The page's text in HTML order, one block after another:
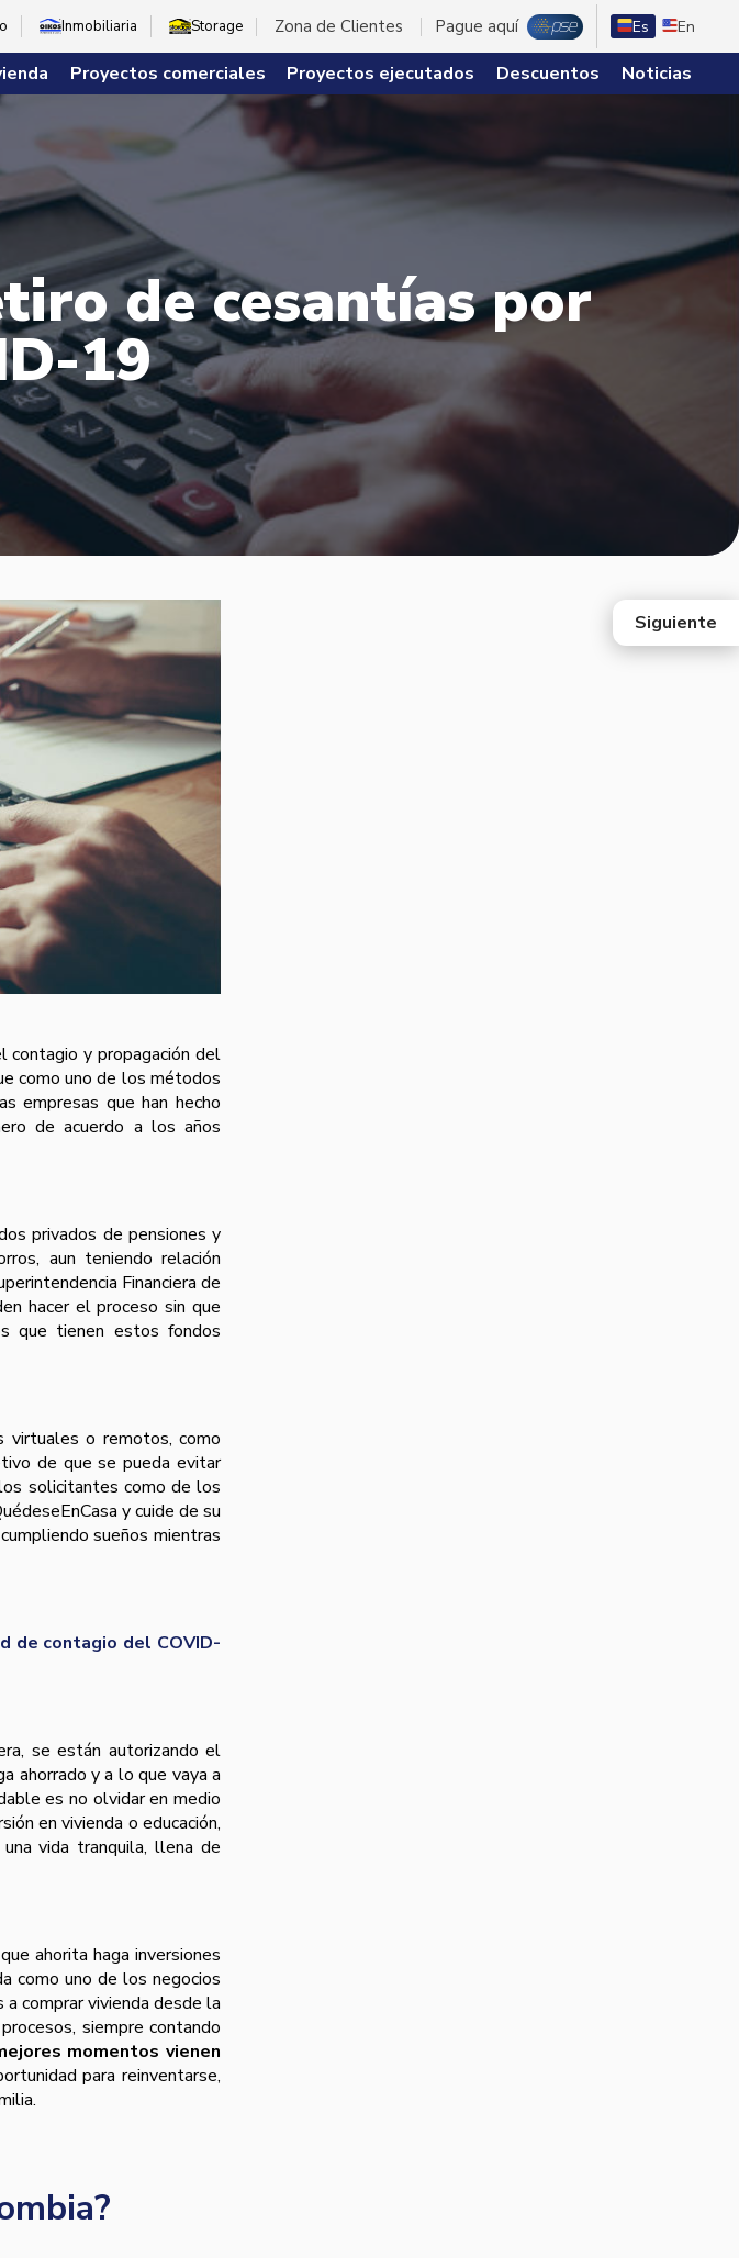
Inmobiliaria Storage Zona de Clientes Pague aquí Es En
Proyectos comerciales Proyectos ejecutados Descuentos Noticias
de cesantías por
19
contagio y propagación del
como uno de los métodos
empresas que han hecho
de acuerdo a los años
privados de pensiones y
aun teniendo relación
Financiera de
hacer el proceso sin que
que tienen estos fondos
virtuales o remotos, como
de que se pueda evitar
solicitantes como de los
y cuide de su
sueños mientras
de contagio del COVID-
se están autorizando el
ahorrado y a lo que vaya a
es no olvidar en medio
en vivienda o educación,
vida tranquila, llena de
ahorita haga inversiones
como uno de los negocios
comprar vivienda desde la
siempre contando
momentos vienen
para reinventarse,
Siguiente